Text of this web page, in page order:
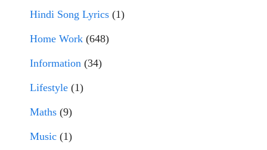
Hindi Song Lyrics (1)
Home Work (648)
Information (34)
Lifestyle (1)
Maths (9)
Music (1)